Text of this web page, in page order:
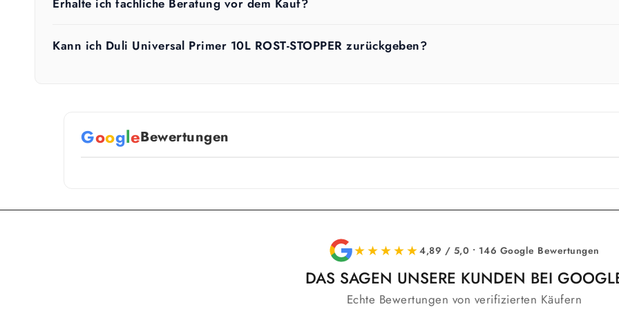
Kann ich Duli Universal Primer 10L ROST-STOPPER zurückgeben?
GoogleBewertungen
★★★★★4,89 / 5,0 • 146 Google Bewertungen
DAS SAGEN UNSERE KUNDEN BEI
Echte Bewertungen von verifizierten Käufern